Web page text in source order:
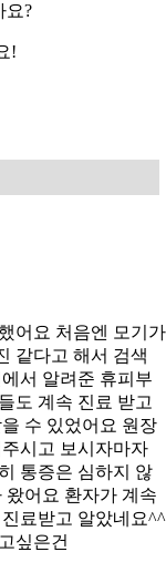
요?
!
어요 처음엔 모기가
같다고 해서 검색
서 알려준 휴피부
도 계속 진료 받고
수 있었어요 원장
시고 보시자마자
통증은 심하지 않
왔어요 환자가 계속
료받고 알았네요^^
싶은건